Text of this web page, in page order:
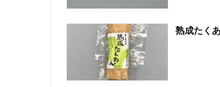
熟成たく